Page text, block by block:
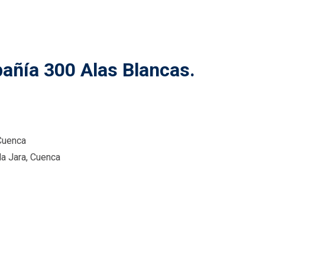
300 Alas Blancas.
Jara, Cuenca